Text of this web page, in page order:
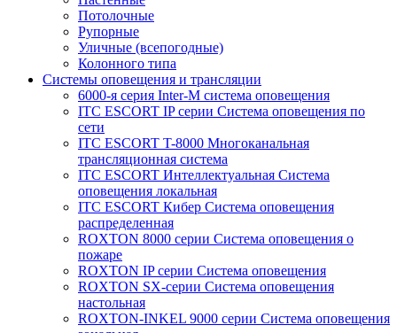
Потолочные
Рупорные
Уличные (всепогодные)
Колонного типа
Системы оповещения и трансляции
6000-я серия Inter-M система оповещения
ITC ESCORT IP серии Система оповещения по
сети
ITC ESCORT T-8000 Многоканальная
трансляционная система
ITC ESCORT Интеллектуальная Система
оповещения локальная
ITC ESCORT Кибер Система оповещения
распределенная
ROXTON 8000 серии Система оповещения о
пожаре
ROXTON IP серии Система оповещения
ROXTON SX-серии Система оповещения
настольная
ROXTON-INKEL 9000 серии Система оповещения